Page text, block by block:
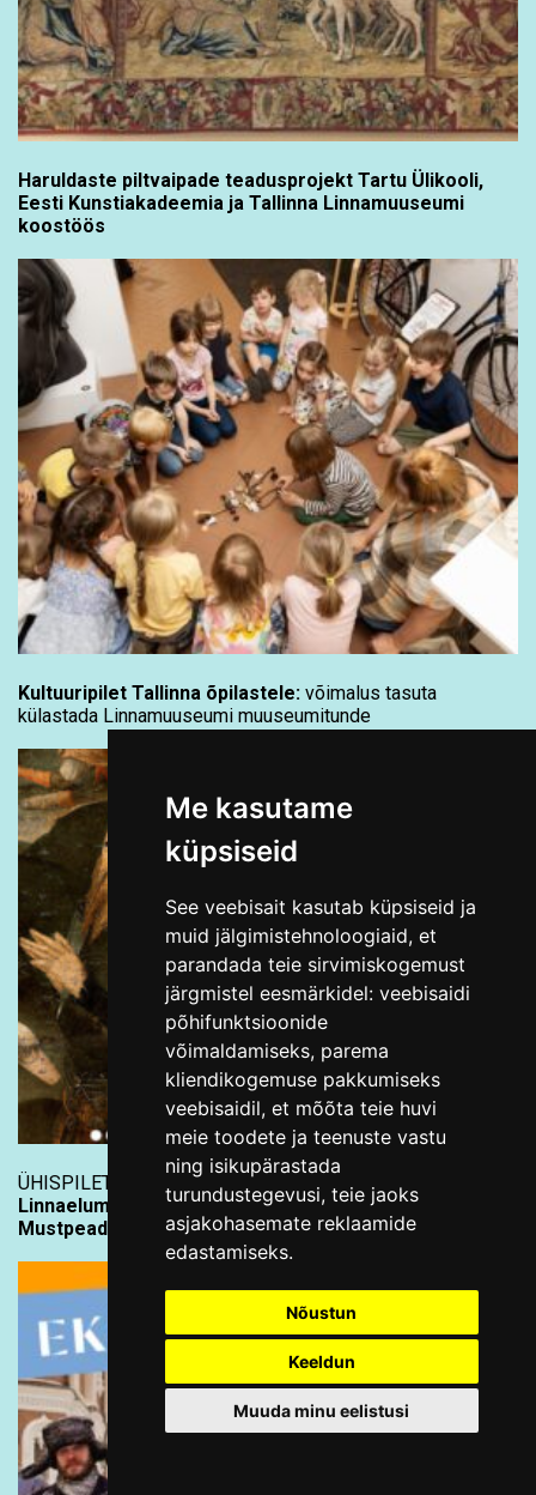
Me kasutame
küpsiseid
See veebisait kasutab küpsiseid ja
muid jälgimistehnoloogiaid, et
parandada teie sirvimiskogemust
järgmistel eesmärkidel: veebisaidi
põhifunktsioonide
võimaldamiseks, parema
kliendikogemuse pakkumiseks
veebisaidil, et mõõta teie huvi
meie toodete ja teenuste vastu
ning isikupärastada
turundustegevusi, teie jaoks
asjakohasemate reklaamide
edastamiseks.
Nõustun
Keeldun
Muuda minu eelistusi
Haruldaste piltvaipade teadusprojekt Tartu Ülikooli,
Eesti Kunstiakadeemia ja Tallinna Linnamuuseumi
koostöös
Kultuuripilet Tallinna õpilastele: võimalus tasuta
külastada Linnamuuseumi muuseumitunde
ÜHISPILET PILETILEVIST
Linnaelumuuseum ja Kiek in de Kök:
Mustpeade vennaskond kahes muuseumis